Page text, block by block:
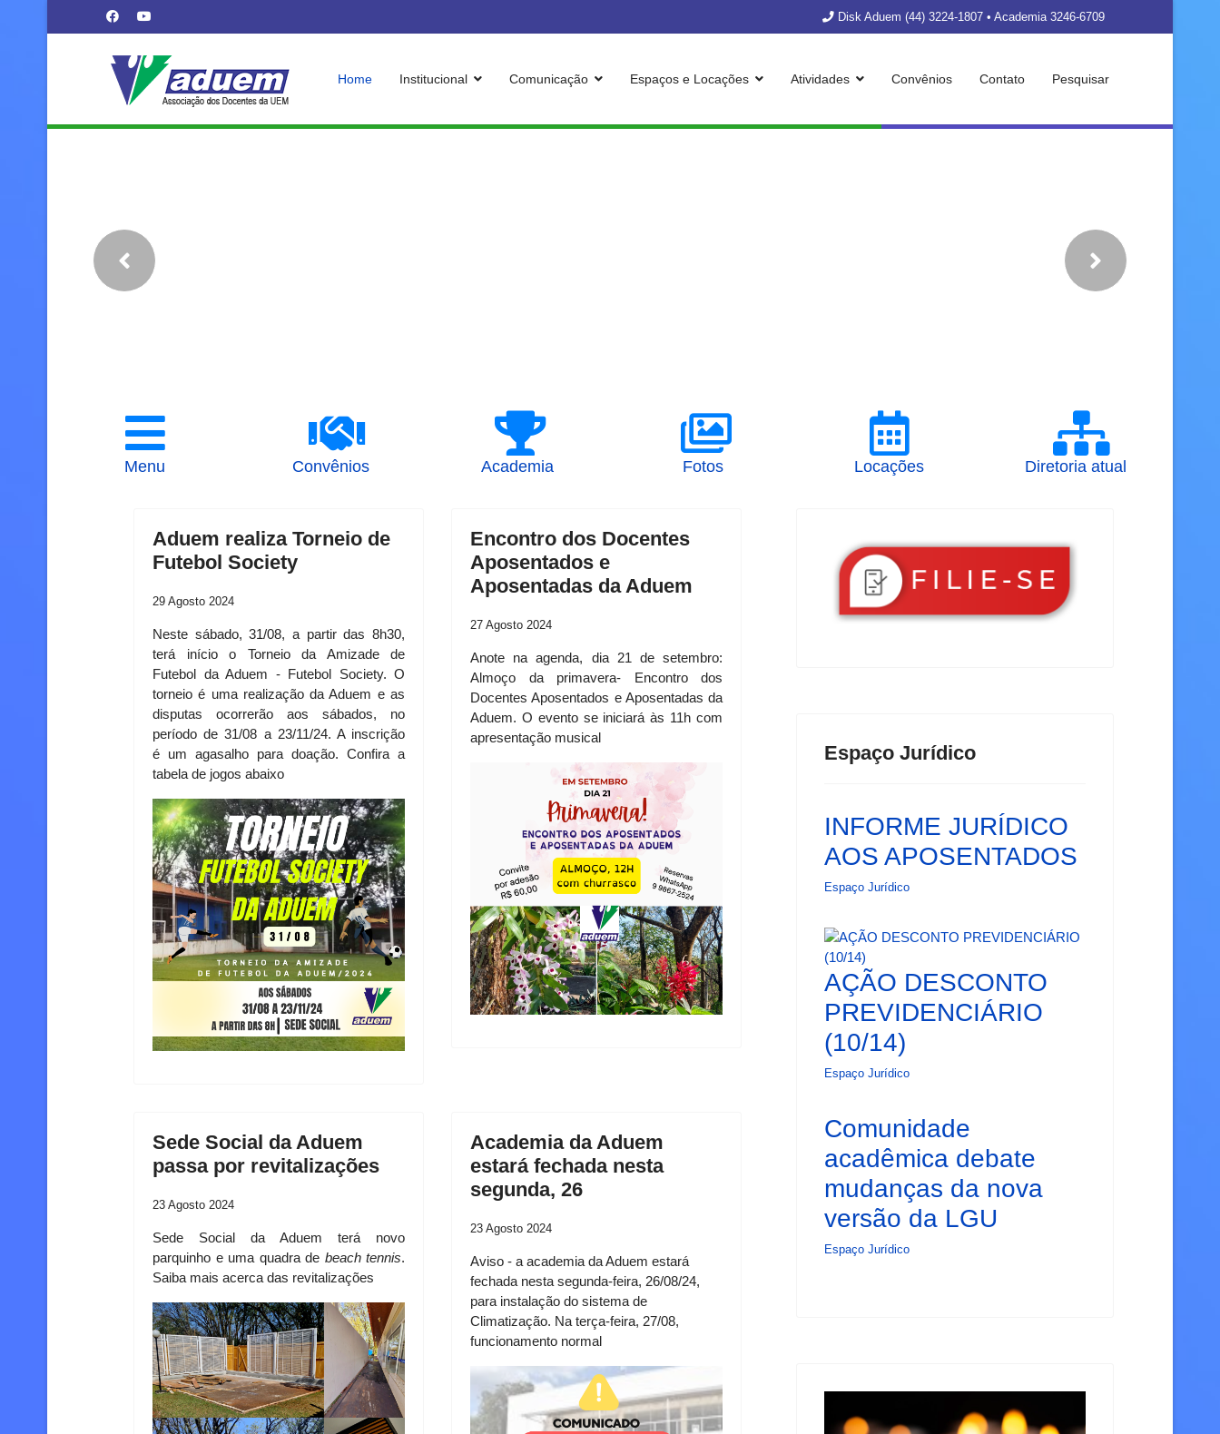
Disk Aduem (44) 3224-1807 • Academia 3246-6709
Home Institucional Comunicação Espaços e Locações Atividades Convênios Contato Pesquisar
Menu Convênios Academia Fotos Locações Diretoria atual
Aduem realiza Torneio de
Futebol Society
29 Agosto 2024
Neste sábado, 31/08, a partir das 8h30,
terá início o Torneio da Amizade de
Futebol da Aduem - Futebol Society. O
torneio é uma realização da Aduem e as
disputas ocorrerão aos sábados, no
período de 31/08 a 23/11/24. A inscrição
é um agasalho para doação. Confira a
tabela de jogos abaixo
Encontro dos Docentes
Aposentados e
Aposentadas da Aduem
27 Agosto 2024
Anote na agenda, dia 21 de setembro:
Almoço da primavera- Encontro dos
Docentes Aposentados e Aposentadas da
Aduem. O evento se iniciará às 11h com
apresentação musical
Sede Social da Aduem
passa por revitalizações
23 Agosto 2024
Sede Social da Aduem terá novo
parquinho e uma quadra de beach tennis.
Saiba mais acerca das revitalizações
Academia da Aduem
estará fechada nesta
segunda, 26
23 Agosto 2024
Aviso - a academia da Aduem estará
fechada nesta segunda-feira, 26/08/24,
para instalação do sistema de
Climatização. Na terça-feira, 27/08,
funcionamento normal
Espaço Jurídico
INFORME JURÍDICO
AOS APOSENTADOS
Espaço Jurídico
AÇÃO DESCONTO
PREVIDENCIÁRIO
(10/14)
Espaço Jurídico
Comunidade
acadêmica debate
mudanças da nova
versão da LGU
Espaço Jurídico